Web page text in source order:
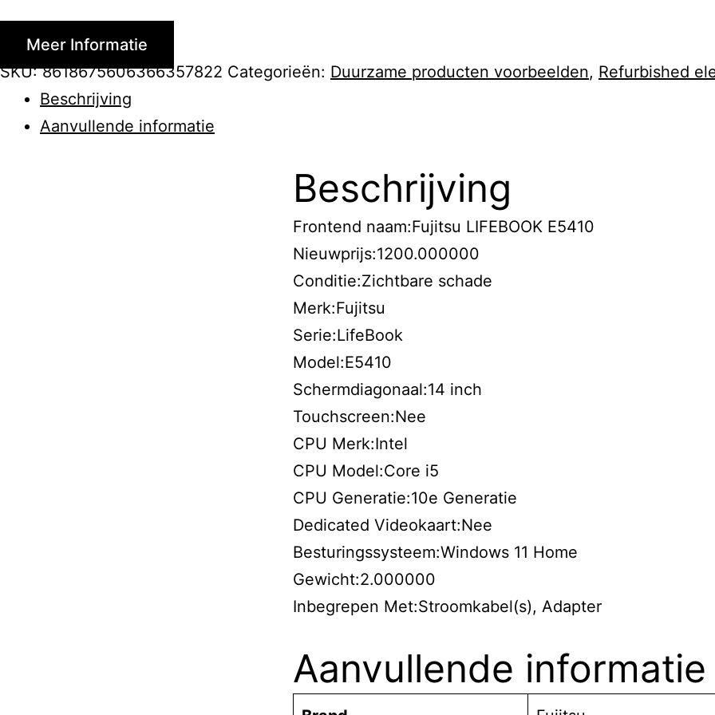
Meer Informatie
SKU:8618675606366357822 Categorieën: Duurzame producten voorbeelden, Refurbished
Beschrijving
Aanvullende informatie
Beschrijving
Frontend naam:Fujitsu LIFEBOOK E5410
Nieuwprijs:1200.000000
Conditie:Zichtbare schade
Merk:Fujitsu
Serie:LifeBook
Model:E5410
Schermdiagonaal:14 inch
Touchscreen:Nee
CPU Merk:Intel
CPU Model:Core i5
CPU Generatie:10e Generatie
Dedicated Videokaart:Nee
Besturingssysteem:Windows 11 Home
Gewicht:2.000000
Inbegrepen Met:Stroomkabel(s), Adapter
Aanvullende informatie